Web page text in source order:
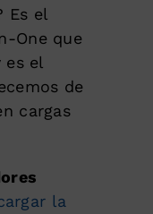
Es el
One que
es el
de
cargas
la